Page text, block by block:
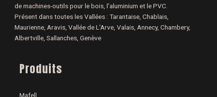
de machines-outils pour le bois, l’aluminium et le PVC.
Présent dans toutes les Vallées : Tarantaise, Chablais,
Maurienne, Aravis, Vallée de L’Arve, Valais, Annecy, Chambery,
Albertville, Sallanches, Genève
Produits
Mafell